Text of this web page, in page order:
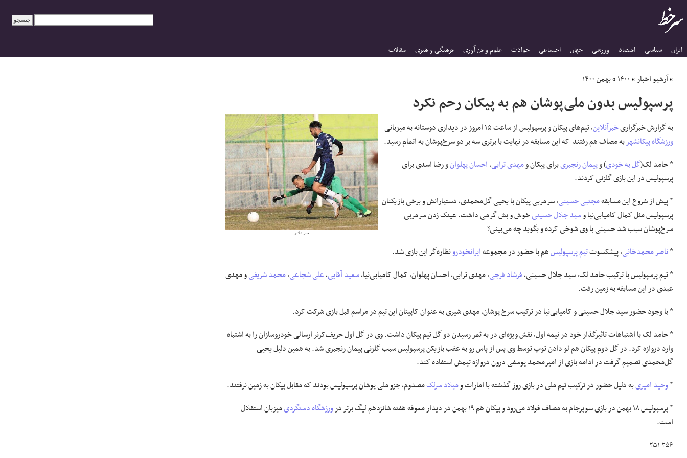
ایران سیاسی اقتصاد ورزشی جهان اجتماعی حوادث علوم و فن آوری فرهنگی و هنری مقالات
»آرشیو اخبار»۱۴۰۰»بهمن ۱۴۰۰
پرسپولیس بدون ملی‌پوشان هم به پیکان رحم نکرد
خبر آنلاین
به گزارش خبرگزاریخبرآنلاین، تیم‌های پیکان و پرسپولیس از ساعت ۱۵ امروز در دیداری دوستانه به میزبانی
ورزشگاه پیکانشهربه مصاف هم رفتند که این مسابقه در نهایت با برتری سه بر دو سرخ‌پوشان به اتمام رسید.
* حامد لک(گل به خودی) وپیمان رنجبریبرای پیکان ومهدی ترابی،احسان پهلوانو رضا اسدی برای
پرسپولیس در این بازی گلزنی کردند.
* پیش از شروع این مسابقهمجتبی حسینی، سرمربی پیکان با یحیی گل‌محمدی، دستیارانش و برخی بازیکنان
پرسپولیس مثل کمال کامیابی‌نیا وسید جلال حسینیخوش و بش گرمی داشت. عینک زدن سرمربی
سرخ‌پوشان سبب شد حسینی با وی شوخی کرده و بگوید چه می‌بینی؟
*ناصر محمدخانی، پیشکسوتتیم پرسپولیسهم با حضور در مجموعهایرانخودرونظاره‌گر این بازی شد.
* تیم پرسپولیس با ترکیب حامد لک، سید جلال حسینی،فرشاد فرجی، مهدی ترابی، احسان پهلوان، کمال کامیابی‌نیا،سعید آقایی،علی شجاعی،محمد شریفیو مهدی
عبدی در این مسابقه به زمین رفت.
* با وجود حضور سید جلال حسینی و کامیابی‌نیا در ترکیب سرخ‌ پوشان، مهدی شیری به عنوان کاپیتان این تیم در مراسم قبل بازی شرکت کرد.
* حامد لک با اشتباهات تاثیرگذار خود در نیمه اول، نقش ویژه‌ای در به ثمر رسیدن دو گل تیم پیکان داشت. وی در گل اول حریف‌کرنر ارسالی خودروسازان را به اشتباه
وارد دروازه کرد. در گل دوم پیکان هم لو دادن توپ توسط وی پس از پاس رو به عقب بازیکن پرسپولیس سبب گلزنی پیمان رنجبری شد. به همین دلیل یحیی
گل‌محمدی تصمیم گرفت در ادامه بازی از امیرمحمد یوسفی درون دروازه تیمش استفاده کند.
*وحید امیریبه دلیل حضور در ترکیب تیم ملی در بازی روز گذشته با امارات ومیلاد سرلکمصدوم، جزو ملی پوشان پرسپولیس بودند که مقابل پیکان به زمین نرفتند.
* پرسپولیس ۱۸ بهمن در بازی سوپرجام به مصاف فولاد می‌رود و پیکان هم ۱۹ بهمن در دیدار معوقه هفته شانزدهم لیگ برتر در
ورزشگاه دستگردیمیزبان استقلال
است.
۲۵۶ ۲۵۱